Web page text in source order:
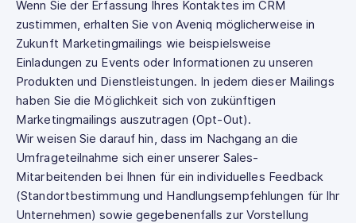
Wenn Sie der Erfassung Ihres Kontaktes im CRM
zustimmen, erhalten Sie von Aveniq möglicherweise in
Zukunft Marketingmailings wie beispielsweise
Einladungen zu Events oder Informationen zu unseren
Produkten und Dienstleistungen. In jedem dieser Mailings
haben Sie die Möglichkeit sich von zukünftigen
Marketingmailings auszutragen (Opt-Out).
Wir weisen Sie darauf hin, dass im Nachgang an die
Umfrageteilnahme sich einer unserer Sales-
Mitarbeitenden bei Ihnen für ein individuelles Feedback
(Standortbestimmung und Handlungsempfehlungen für Ihr
Unternehmen) sowie gegebenenfalls zur Vorstellung